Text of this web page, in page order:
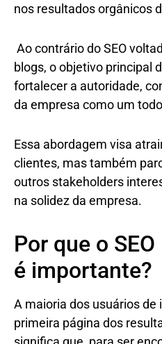
nos resultados orgânicos
Ao contrário do SEO
blogs, o objetivo principal
fortalecer a autoridade,
da empresa como um
Essa abordagem visa
clientes, mas também
outros stakeholders
na solidez da empresa.
Por que o
é importante?
A maioria dos usuários de
primeira página dos